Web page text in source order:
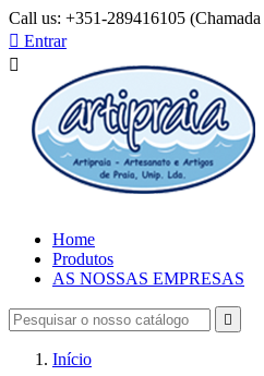
Call us: +351-289416105
 Entrar

Home
Produtos
AS NOSSAS EMPRESAS

Início